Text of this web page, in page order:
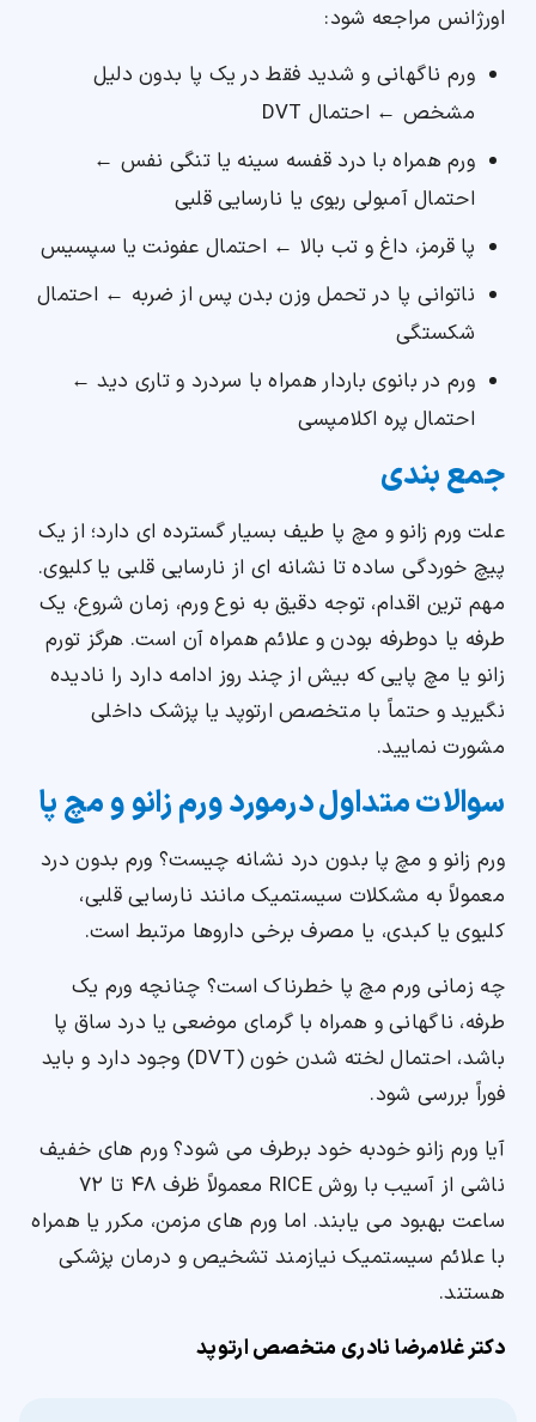
اورژانس مراجعه شود:
ورم ناگهانی و شدید فقط در یک پا بدون دلیل
مشخص ← احتمال DVT
ورم همراه با درد قفسه سینه یا تنگی نفس ←
احتمال آمبولی ریوی یا نارسایی قلبی
پا قرمز، داغ و تب بالا ← احتمال عفونت یا سپسیس
ناتوانی پا در تحمل وزن بدن پس از ضربه ← احتمال
شکستگی
ورم در بانوی باردار همراه با سردرد و تاری دید ←
احتمال پره اکلامپسی
جمع بندی
علت ورم زانو و مچ پا طیف بسیار گسترده ای دارد؛ از یک
پیچ خوردگی ساده تا نشانه ای از نارسایی قلبی یا کلیوی.
مهم ترین اقدام، توجه دقیق به نوع ورم، زمان شروع، یک
طرفه یا دوطرفه بودن و علائم همراه آن است. هرگز تورم
زانو یا مچ پایی که بیش از چند روز ادامه دارد را نادیده
نگیرید و حتماً با متخصص ارتوپد یا پزشک داخلی
مشورت نمایید.
سوالات متداول درمورد ورم زانو و مچ پا
ورم زانو و مچ پا بدون درد نشانه چیست؟ ورم بدون درد
معمولاً به مشکلات سیستمیک مانند نارسایی قلبی،
کلیوی یا کبدی، یا مصرف برخی داروها مرتبط است.
چه زمانی ورم مچ پا خطرناک است؟ چنانچه ورم یک
طرفه، ناگهانی و همراه با گرمای موضعی یا درد ساق پا
باشد، احتمال لخته شدن خون (DVT) وجود دارد و باید
فوراً بررسی شود.
آیا ورم زانو خودبه خود برطرف می شود؟ ورم های خفیف
ناشی از آسیب با روش RICE معمولاً ظرف ۴۸ تا ۷۲
ساعت بهبود می یابند. اما ورم های مزمن، مکرر یا همراه
با علائم سیستمیک نیازمند تشخیص و درمان پزشکی
هستند.
دکتر غلامرضا نادری متخصص ارتوپد